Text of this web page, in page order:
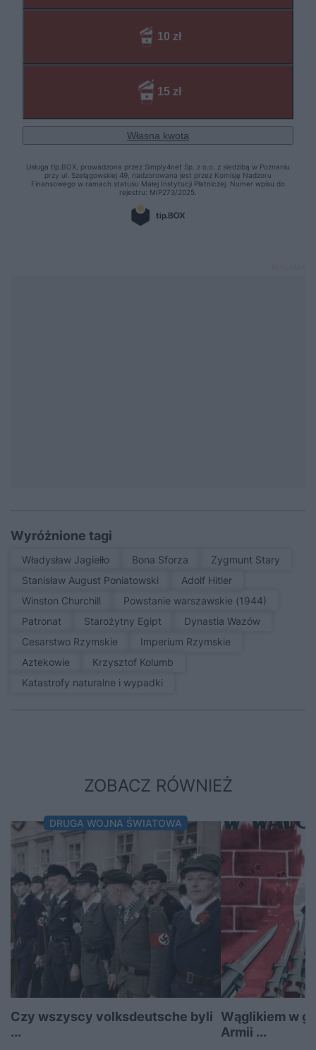
Wyróżnione tagi
Władysław Jagiełło Bona Sforza
Zygmunt Stary
Stanisław August Poniatowski
Adolf Hitler
Winston Churchill
Powstanie warszawskie (1944)
patronat
Starożytny Egipt
Dynastia Wazów
Cesarstwo Rzymskie
Imperium Rzymskie
Aztekowie
Krzysztof Kolumb
Katastrofy naturalne i wypadki
ZOBACZ RÓWNIEŻ
DRUGA WOJNA ŚWIATOWA
Czy wszyscy volksdeutsche byli
...
Wąglikiem w
Armii ...